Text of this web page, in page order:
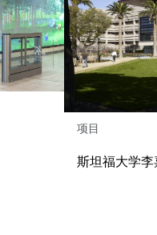
项目
斯坦福大学